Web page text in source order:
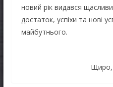
новий рік видався
достаток, успіхи та нові
майбутнього.
Щиро, ваш